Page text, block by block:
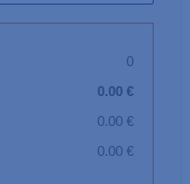
0
0.00 €
0.00 €
0.00 €